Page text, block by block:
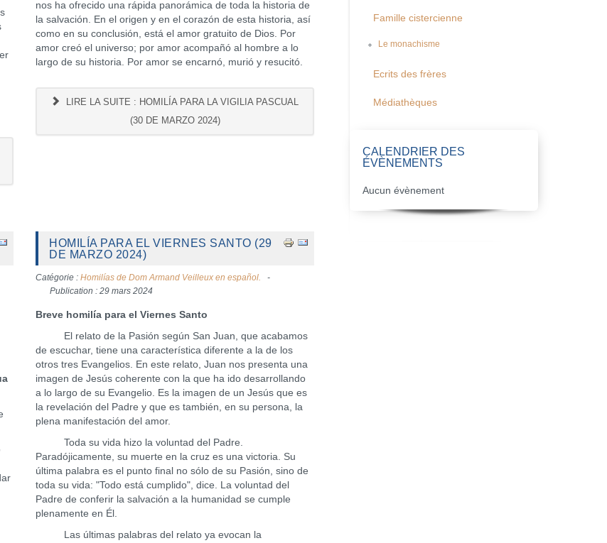
nos ha ofrecido una rápida panorámica de toda la historia de
la salvación. En el origen y en el corazón de esta historia, así
como en su conclusión, está el amor gratuito de Dios. Por
amor creó el universo; por amor acompañó al hombre a lo
largo de su historia. Por amor se encarnó, murió y resucitó.
LIRE LA SUITE : HOMILÍA PARA LA VIGILIA PASCUAL
(30 DE MARZO 2024)
HOMILÍA PARA EL VIERNES SANTO (29
DE MARZO 2024)
Catégorie :Homilías de Dom Armand Veilleux en español.
Publication : 29 mars 2024
Breve homilía para el Viernes Santo
El relato de la Pasión según San Juan, que acabamos
de escuchar, tiene una característica diferente a la de los
otros tres Evangelios. En este relato, Juan nos presenta una
imagen de Jesús coherente con la que ha ido desarrollando
a lo largo de su Evangelio. Es la imagen de un Jesús que es
la revelación del Padre y que es también, en su persona, la
plena manifestación del amor.
Toda su vida hizo la voluntad del Padre.
Paradójicamente, su muerte en la cruz es una victoria. Su
última palabra es el punto final no sólo de su Pasión, sino de
toda su vida: "Todo está cumplido", dice. La voluntad del
Padre de conferir la salvación a la humanidad se cumple
plenamente en Él.
Las últimas palabras del relato ya evocan la
Famille cistercienne
Le monachisme
Ecrits des frères
Médiathèques
CALENDRIER DES
ÉVÈNEMENTS
Aucun évènement